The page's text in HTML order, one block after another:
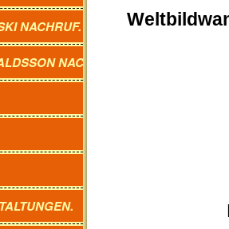
NACHRUF.
NACHRUF.